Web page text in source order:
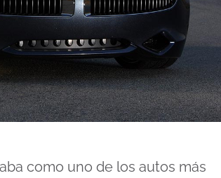
como uno de los autos más